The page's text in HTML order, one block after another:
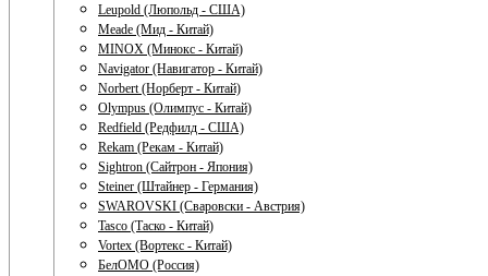
Leupold (Люпольд - США)
Meade (Мид - Китай)
MINOX (Минокс - Китай)
Navigator (Навигатор - Китай)
Norbert (Норберт - Китай)
Olympus (Олимпус - Китай)
Redfield (Редфилд - США)
Rekam (Рекам - Китай)
Sightron (Сайтрон - Япония)
Steiner (Штайнер - Германия)
SWAROVSKI (Сваровски - Австрия)
Tasco (Таско - Китай)
Vortex (Вортекс - Китай)
БелОМО (Россия)